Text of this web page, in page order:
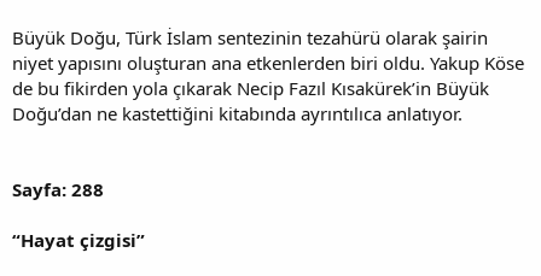
Büyük Doğu, Türk İslam sentezinin tezahürü olarak şairin
niyet yapısını oluşturan ana etkenlerden biri oldu. Yakup Köse
de bu fikirden yola çıkarak Necip Fazıl Kısakürek’in Büyük
Doğu’dan ne kastettiğini kitabında ayrıntılıca anlatıyor.
Sayfa: 288
“Hayat çizgisi”